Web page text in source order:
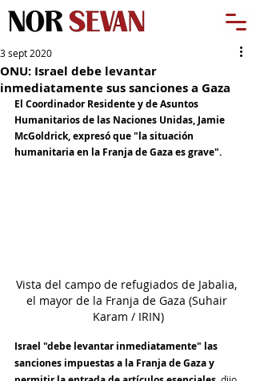
ONU: Israel debe levantar
inmediatamente sus sanciones a Gaza
3 sept 2020
El Coordinador Residente y de Asuntos
Humanitarios de las Naciones Unidas, Jamie
McGoldrick, expresó que "la situación
humanitaria en la Franja de Gaza es grave".
Vista del campo de refugiados de Jabalia,
el mayor de la Franja de Gaza (Suhair
Karam / IRIN)
Israel "debe levantar inmediatamente" las
sanciones impuestas a la Franja de Gaza y